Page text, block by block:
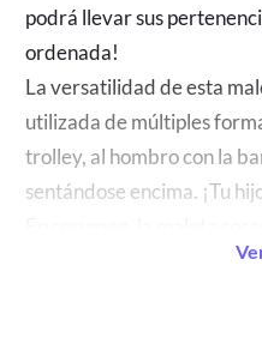
podrá llevar sus
ordenada!
La versatilidad de esta
utilizada de múltiples
trolley, al hombro con la
sentándose encima. ¡Tu
The Moon Azul es la